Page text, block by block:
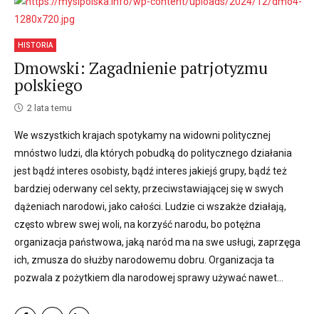
HISTORIA
Dmowski: Zagadnienie patrjotyzmu
polskiego
2 lata temu
We wszystkich krajach spotykamy na widowni politycznej
mnóstwo ludzi, dla których pobudką do politycznego działania
jest bądź interes osobisty, bądź interes jakiejś grupy, bądź też
bardziej oderwany cel sekty, przeciwstawiającej się w swych
dążeniach narodowi, jako całości. Ludzie ci wszakże działają,
często wbrew swej woli, na korzyść narodu, bo potężna
organizacja państwowa, jaką naród ma na swe usługi, zaprzęga
ich, zmusza do służby narodowemu dobru. Organizacja ta
pozwala z pożytkiem dla narodowej sprawy używać nawet...